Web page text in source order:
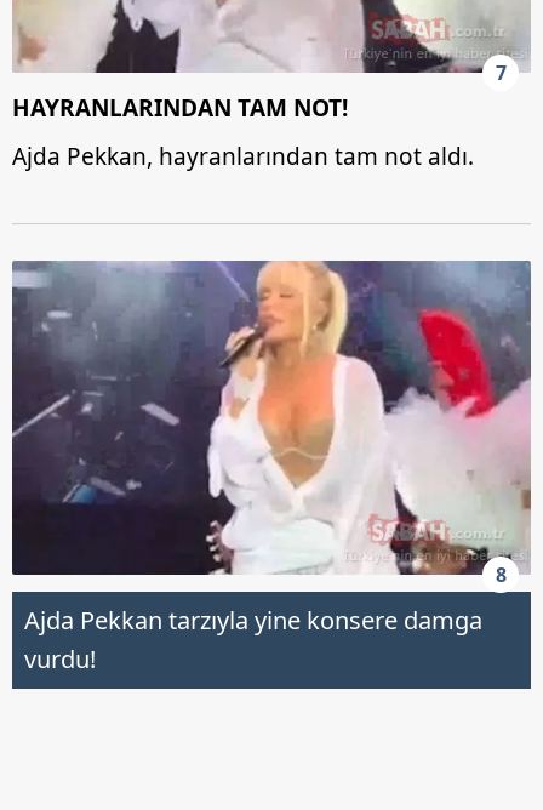
7
HAYRANLARINDAN TAM NOT!
Ajda Pekkan, hayranlarından tam not aldı.
8
Ajda Pekkan tarzıyla yine konsere damga
vurdu!